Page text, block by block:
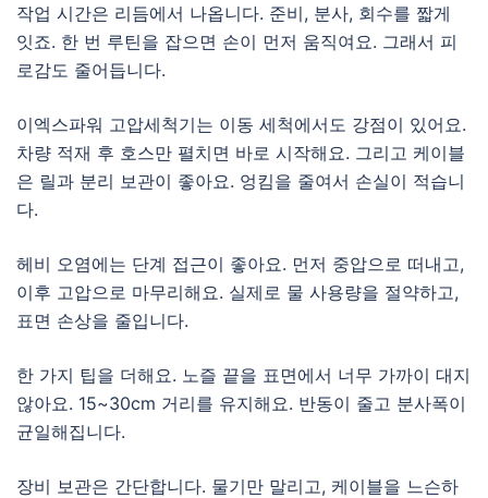
작업 시간은 리듬에서 나옵니다. 준비, 분사, 회수를 짧게
잇죠. 한 번 루틴을 잡으면 손이 먼저 움직여요. 그래서 피
로감도 줄어듭니다.
이엑스파워 고압세척기는 이동 세척에서도 강점이 있어요.
차량 적재 후 호스만 펼치면 바로 시작해요. 그리고 케이블
은 릴과 분리 보관이 좋아요. 엉킴을 줄여서 손실이 적습니
다.
헤비 오염에는 단계 접근이 좋아요. 먼저 중압으로 떠내고,
이후 고압으로 마무리해요. 실제로 물 사용량을 절약하고,
표면 손상을 줄입니다.
한 가지 팁을 더해요. 노즐 끝을 표면에서 너무 가까이 대지
않아요. 15~30cm 거리를 유지해요. 반동이 줄고 분사폭이
균일해집니다.
장비 보관은 간단합니다. 물기만 말리고, 케이블을 느슨하